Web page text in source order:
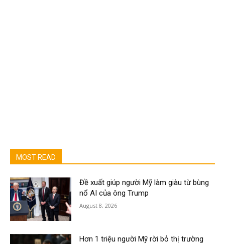
MOST READ
Đề xuất giúp người Mỹ làm giàu từ bùng
nổ AI của ông Trump
August 8, 2026
Hơn 1 triệu người Mỹ rời bỏ thị trường